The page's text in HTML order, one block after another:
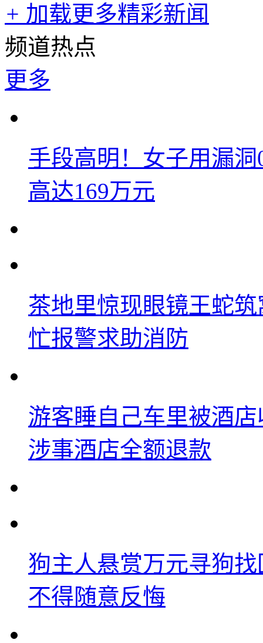
+ 加载更多精彩新闻
频道热点
更多
手段高明！女子用漏
高达169万元
茶地里惊现眼镜王蛇
忙报警求助消防
游客睡自己车里被酒
涉事酒店全额退款
狗主人悬赏万元寻狗
不得随意反悔